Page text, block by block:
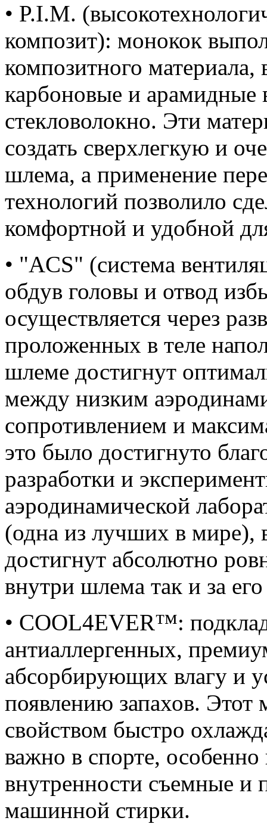
• P.I.M.
композит): монокок
композитного
карбоновые и арамидные
стекловолокно. Эти
создать сверхлегкую и
шлема, а применение
технологий позволило
комфортной и удобной
• "ACS" (система
обдув головы и отвод
осуществляется через
проложенных в теле
шлеме достигнут
между низким
сопротивлением и
это было достигнуто
разработки и
аэродинамической
(одна из лучших в мире),
достигнут абсолютно
внутри шлема так и за
• COOL4EVER™:
антиаллергенных,
абсорбирующих влагу и
появлению запахов. Этот
свойством быстро
важно в спорте, особенно
внутренности съемные и
машинной стирки.